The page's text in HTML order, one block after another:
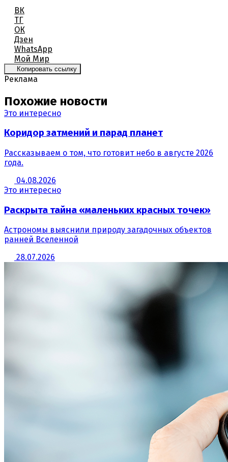
ВК
ТГ
ОК
Дзен
WhatsApp
Мой Мир
Копировать ссылку
Реклама
Похожие новости
Это интересно
Коридор затмений и парад планет
Рассказываем о том, что готовит небо в августе 2026
года.
04.08.2026
Это интересно
Раскрыта тайна «маленьких красных точек»
Астрономы выяснили природу загадочных объектов
ранней Вселенной
28.07.2026